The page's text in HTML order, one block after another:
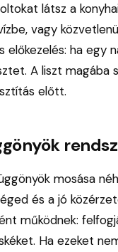
látsz a
vagy
előkezelés: ha egy
A liszt magába
előtt.
mosása
és a jó
működnek:
Ha ezeket